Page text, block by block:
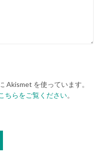
Akismet を使っています。
ちらをご覧ください。